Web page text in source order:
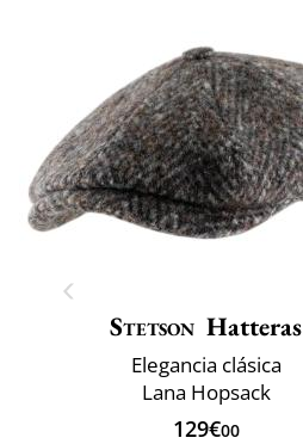
Stetson Hatteras
Elegancia clásica
Lana Hopsack
129€00